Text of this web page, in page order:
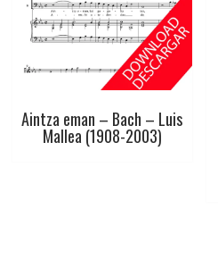
Aintza eman – Bach – Luis
Mallea (1908-2003)